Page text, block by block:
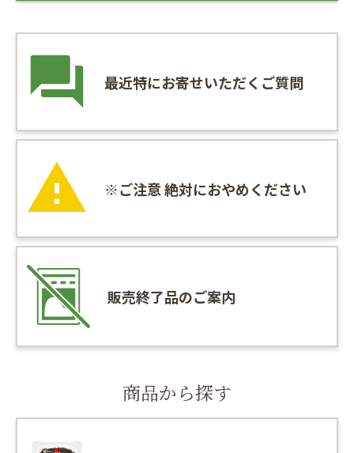
最近特にお寄せいただくご質問
※ご注意 絶対におやめください
販売終了品のご案内
商品から探す